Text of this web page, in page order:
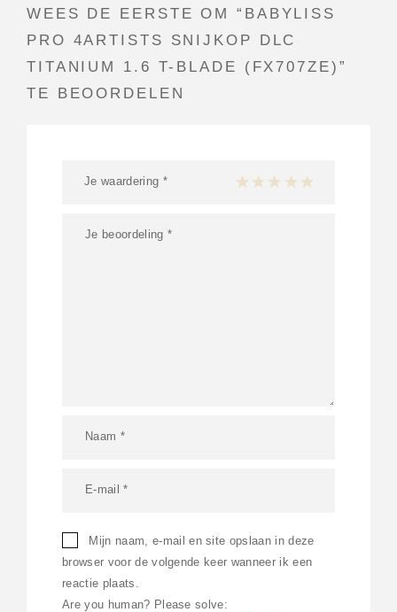
WEES DE EERSTE OM “BABYLISS
PRO 4ARTISTS SNIJKOP DLC
TITANIUM 1.6 T-BLADE (FX707ZE)”
TE BEOORDELEN
Je waardering * 1 van de 5 sterren
2 van de 5 sterren
3 van de 5 sterren
4 van de 5 sterren
Mijn naam, e-mail en site opslaan in deze
browser voor de volgende keer wanneer ik een
reactie plaats.
Are you human? Please solve: